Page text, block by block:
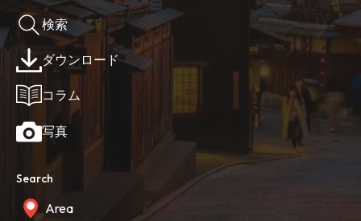
検索
ダウンロード
コラム
写真
Search
Area